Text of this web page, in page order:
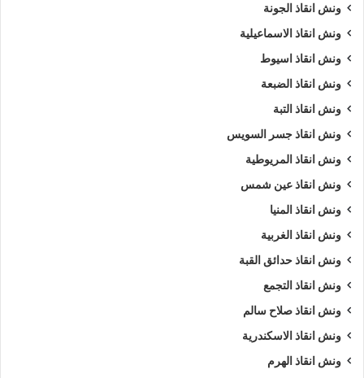
ونش انقاذ الجونة
ونش انقاذ الاسماعيلية
ونش انقاذ اسيوط
ونش انقاذ الضبعة
ونش انقاذ التبة
ونش انقاذ جسر السويس
ونش انقاذ المريوطية
ونش انقاذ عين شمس
ونش انقاذ المنيا
ونش انقاذ الغربية
ونش انقاذ حدائق القبة
ونش انقاذ التجمع
ونش انقاذ صلاح سالم
ونش انقاذ الاسكندرية
ونش انقاذ الهرم